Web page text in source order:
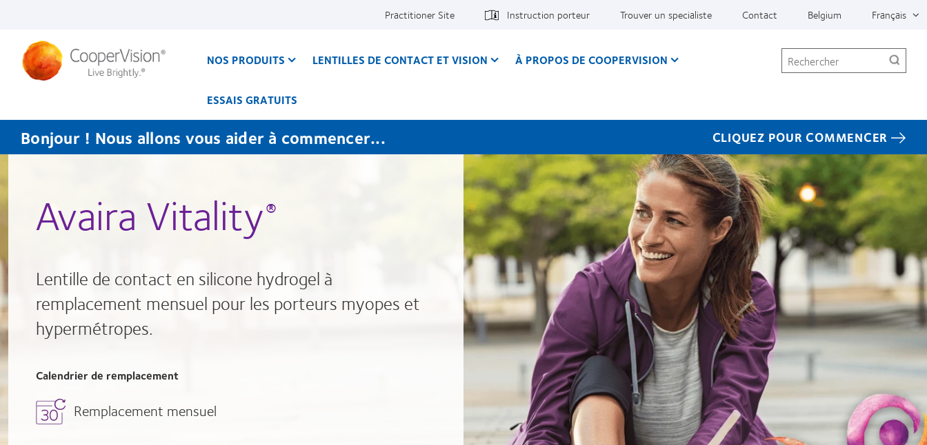
principal
Practitioner Site Instruction porteur Trouver un specialiste Contact Belgium Français
NOS PRODUITS LENTILLES DE CONTACT ET VISION À PROPOS DE COOPERVISION
ESSAIS GRATUITS
Rechercher
Bonjour ! Nous allons vous aider à commencer... CLIQUEZ POUR COMMENCER
Avaira Vitality®
Lentille de contact en silicone hydrogel à
remplacement mensuel pour les porteurs myopes et
hypermétropes.
Calendrier de remplacement
Remplacement mensuel